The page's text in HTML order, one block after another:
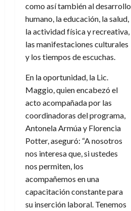
como así también al desarrollo
humano, la educación, la salud,
la actividad física y recreativa,
las manifestaciones culturales
y los tiempos de escuchas.
En la oportunidad, la Lic.
Maggio, quien encabezó el
acto acompañada por las
coordinadoras del programa,
Antonela Armúa y Florencia
Potter, aseguró: “A nosotros
nos interesa que, si ustedes
nos permiten, los
acompañemos en una
capacitación constante para
su inserción laboral. Tenemos